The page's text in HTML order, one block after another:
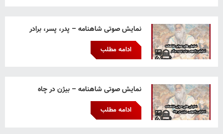
نمایش صوتی شاهنامه – پدر، پسر، برادر
ادامه مطلب
نمایش صوتی شاهنامه – بیژن در چاه
ادامه مطلب